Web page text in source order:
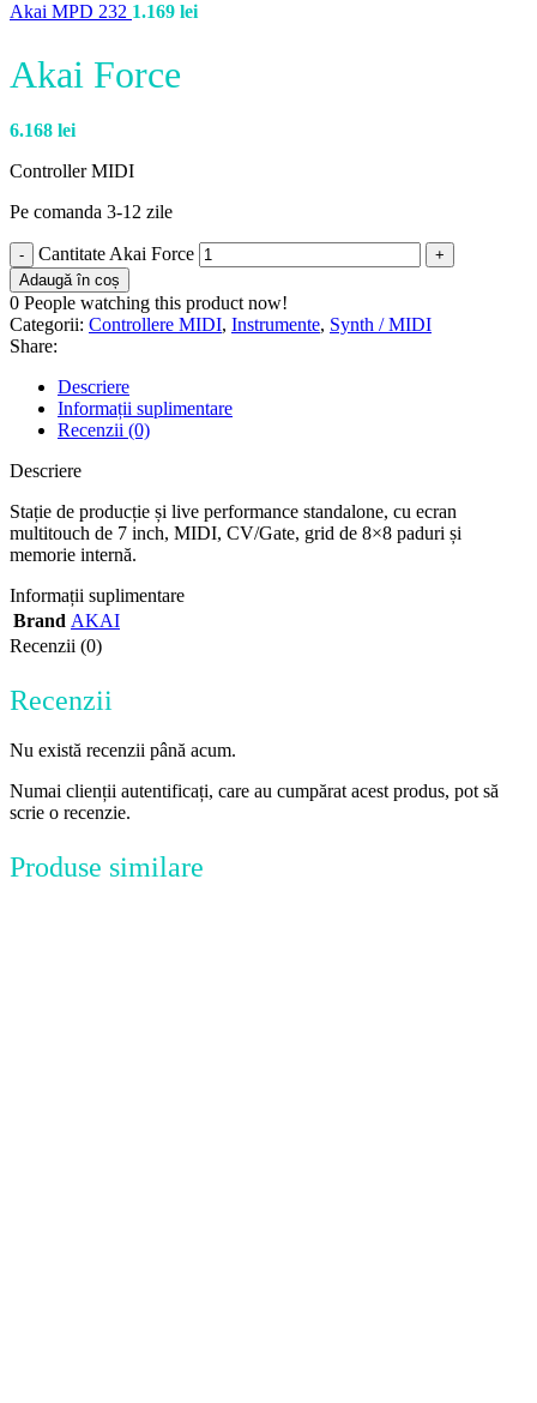
Akai MPD 232 1.169 lei
Akai Force
6.168 lei
Controller MIDI
Pe comanda 3-12 zile
Cantitate Akai Force
Adaugă în coș
0 People watching this product now!
Categorii: Controllere MIDI, Instrumente, Synth / MIDI
Share:
Descriere
Informații suplimentare
Recenzii (0)
Descriere
Stație de producție și live performance standalone, cu ecran
multitouch de 7 inch, MIDI, CV/Gate, grid de 8×8 paduri și
memorie internă.
Informații suplimentare
Brand AKAI
Recenzii (0)
Recenzii
Nu există recenzii până acum.
Numai clienții autentificați, care au cumpărat acest produs, pot să
scrie o recenzie.
Produse similare